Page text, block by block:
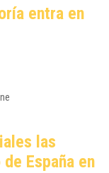
entra en
las
España en